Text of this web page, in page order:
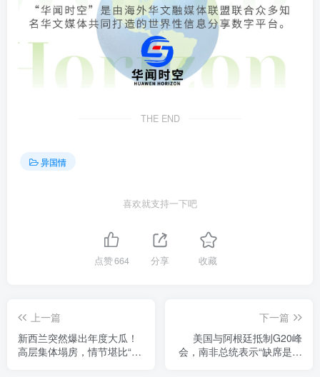
THE END
异国情
喜欢就支持一下吧
点赞664 分享 收藏
上一篇
新西兰突然爆出年度大瓜！
高层集体塌房，情节堪比“霸
下一篇
美国与阿根廷抵制G20峰
会，南非总统表示“缺席是他